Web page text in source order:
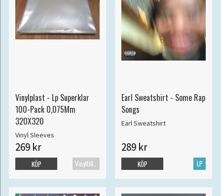
Vinylplast - Lp Superklar
100-Pack 0,075Mm
320X320
Vinyl Sleeves
269 kr
KÖP
Earl Sweatshirt - Some Rap
Songs
Earl Sweatshirt
289 kr
LP
KÖP